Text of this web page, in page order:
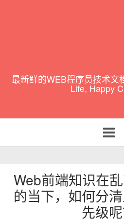
最新鲜的WEB程序员技术文
Life, Happy
Web前端知识在
的当下，如何分
先级呢